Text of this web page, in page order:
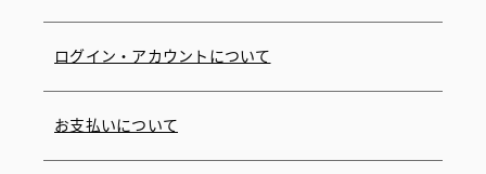
ログイン・アカウントについて
お支払いについて